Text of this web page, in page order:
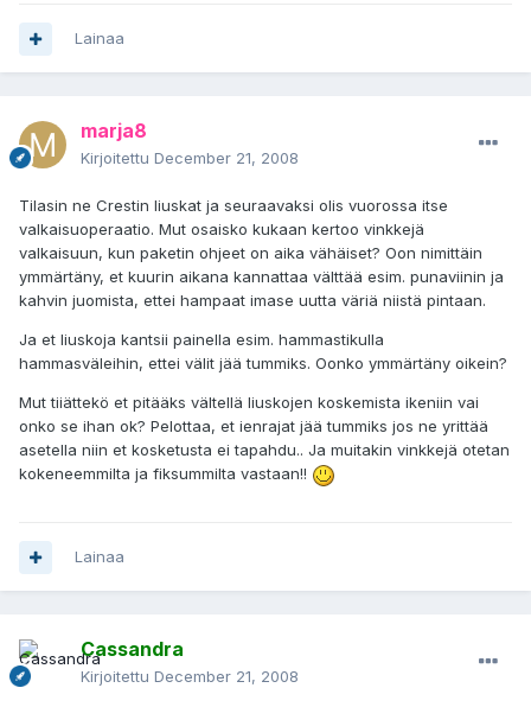
Lainaa
marja8
Kirjoitettu December 21, 2008
Tilasin ne Crestin liuskat ja seuraavaksi olis vuorossa itse
valkaisuoperaatio. Mut osaisko kukaan kertoo vinkkejä
valkaisuun, kun paketin ohjeet on aika vähäiset? Oon nimittäin
ymmärtäny, et kuurin aikana kannattaa välttää esim. punaviinin ja
kahvin juomista, ettei hampaat imase uutta väriä niistä pintaan.
Ja et liuskoja kantsii painella esim. hammastikulla
hammasväleihin, ettei välit jää tummiks. Oonko ymmärtäny oikein?
Mut tiiättekö et pitääks vältellä liuskojen koskemista ikeniin vai
onko se ihan ok? Pelottaa, et ienrajat jää tummiks jos ne yrittää
asetella niin et kosketusta ei tapahdu.. Ja muitakin vinkkejä otetan
kokeneemmilta ja fiksummilta vastaan!!
Lainaa
Cassandra
Kirjoitettu December 21, 2008